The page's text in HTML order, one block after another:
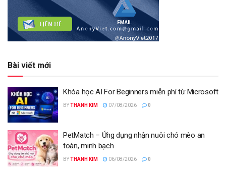
Bài viết mới
Khóa học AI For Beginners miễn phí từ Microsoft
BYTHANH KIM 07/08/2026 0
PetMatch – Ứng dụng nhận nuôi chó mèo an
toàn, minh bạch
BYTHANH KIM 06/08/2026 0